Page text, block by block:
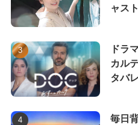
ャス
ドラ
カル
タバ
毎日